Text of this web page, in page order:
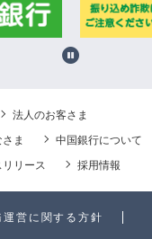
法人のお客さま
ま
中国銀行について
リース
採用情報
営に関する方針